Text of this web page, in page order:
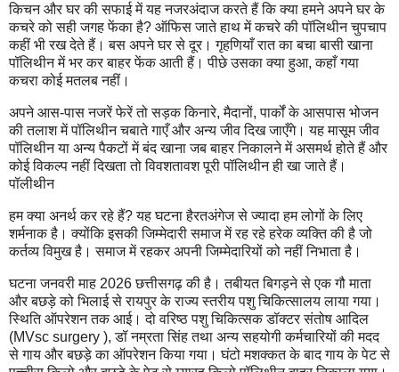
किचन और घर की सफाई में यह नजरअंदाज करते हैं कि क्या हमने अपने घर के
कचरे को सही जगह फेंका है? ऑफिस जाते हाथ में कचरे की पॉलिथीन चुपचाप
कहीं भी रख देते हैं। बस अपने घर से दूर। गृहणियाँ रात का बचा बासी खाना
पॉलिथीन में भर कर बाहर फेंक आती हैं। पीछे उसका क्या हुआ, कहाँ गया
कचरा कोई मतलब नहीं।
अपने आस-पास नजरें फेरें तो सड़क किनारे, मैदानों, पार्कों के आसपास भोजन
की तलाश में पॉलिथीन चबाते गाएँ और अन्य जीव दिख जाएँगे। यह मासूम जीव
पॉलिथीन या अन्य पैकटों में बंद खाना जब बाहर निकालने में असमर्थ होते हैं और
कोई विकल्प नहीं दिखता तो विवशतावश पूरी पॉलिथीन ही खा जाते हैं।
पॉलीथीन
हम क्या अनर्थ कर रहे हैं? यह घटना हैरतअंगेज से ज्यादा हम लोगों के लिए
शर्मनाक है। क्योंकि इसकी जिम्मेदारी समाज में रह रहे हरेक व्यक्ति की है जो
कर्तव्य विमुख है। समाज में रहकर अपनी जिम्मेदारियों को नहीं निभाता है।
घटना जनवरी माह 2026 छत्तीसगढ़ की है। तबीयत बिगड़ने से एक गौ माता
और बछड़े को भिलाई से रायपुर के राज्य स्तरीय पशु चिकित्सालय लाया गया।
स्थिति ऑपरेशन तक आई। दो वरिष्ठ पशु चिकित्सक डॉक्टर संतोष आदिल
(MVsc surgery ), डॉ नम्रता सिंह तथा अन्य सहयोगी कर्मचारियों की मदद
से गाय और बछड़े का ऑपरेशन किया गया। घंटो मशक्कत के बाद गाय के पेट से